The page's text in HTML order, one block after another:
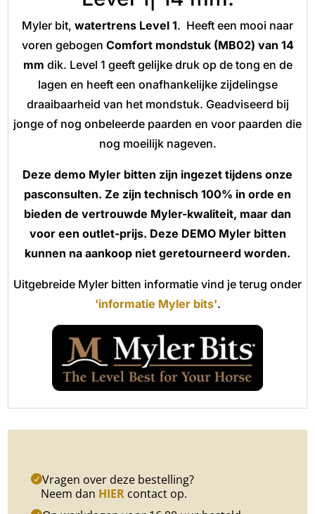
Myler bit, watertrens Level 1. Heeft een mooi naar
voren gebogen Comfort mondstuk (MB02) van 14
mm dik. Level 1 geeft gelijke druk op de tong en de
lagen en heeft een onafhankelijke zijdelingse
draaibaarheid van het mondstuk. Geadviseerd bij
jonge of nog onbeleerde paarden en voor paarden die
nog moeilijk nageven.
Deze demo Myler bitten zijn ingezet tijdens onze
pasconsulten. Ze zijn technisch 100% in orde en
bieden de vertrouwde Myler-kwaliteit, maar dan
voor een outlet-prijs. Deze DEMO Myler bitten
kunnen na aankoop niet geretourneerd worden.
Uitgebreide Myler bitten informatie vind je terug onder
'informatie Myler bits'.
Vragen over deze bestelling?
Neem dan HIER contact op.